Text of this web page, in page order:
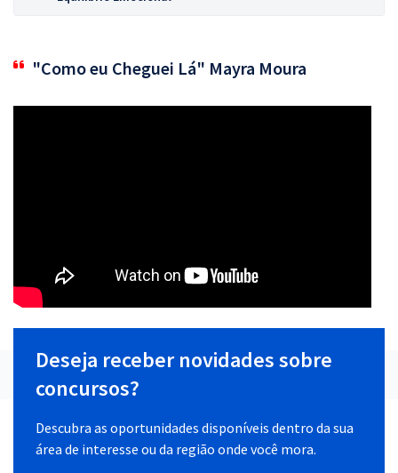
"Como eu Cheguei Lá" Mayra Moura
Deseja receber novidades sobre
concursos?
Descubra as oportunidades disponíveis dentro da sua
área de interesse ou da região onde você mora.